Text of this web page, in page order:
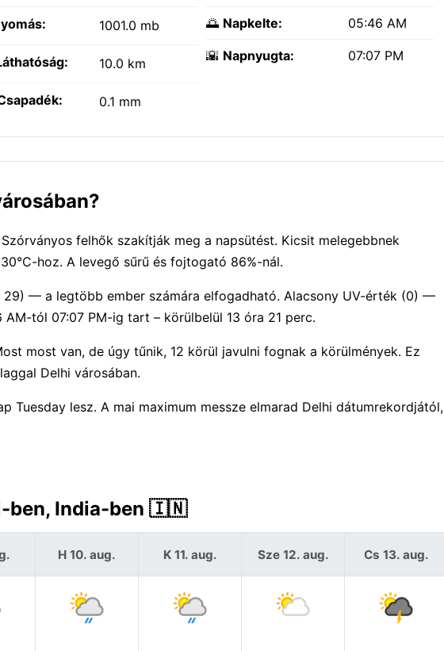
1001.0 mb
10.0 km
0.1 mm
🌅 Napkelte: 05:46 AM
🌇 Napnyugta: 07:07 PM
felhők szakítják meg a napsütést. Kicsit melegebbnek
hoz. A levegő sűrű és fojtogató 86%-nál.
29) — a legtöbb ember számára elfogadható. Alacsony UV-érték (0) —
tól 07:07 PM-ig tart – körülbelül 13 óra 21 perc.
most van, de úgy tűnik, 12 körül javulni fognak a körülmények. Ez
Delhi városában.
Tuesday lesz. A mai maximum messze elmarad Delhi dátumrekordjától,
ben, India-ben 🇮🇳
H 10. aug. K 11. aug. Sze 12. aug. Cs 13. aug.